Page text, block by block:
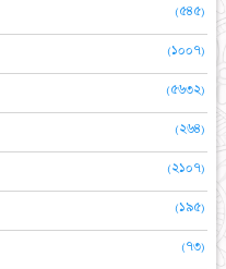
(৫৪৫)
(১০০৭)
(৫৬৩২)
(২৬৪)
(২১০৭)
(১৯৫)
(৭৩)